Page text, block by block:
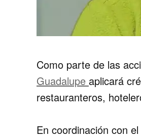
Como parte de las
Guadalupe aplicará
restauranteros,
En coordinación con